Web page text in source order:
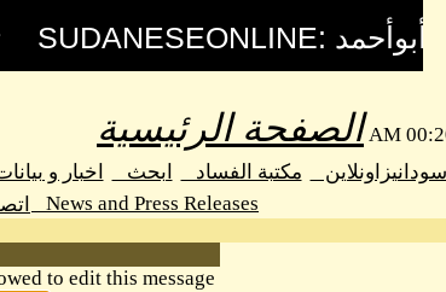
الصفحة الرئيسية
مكتبة الفساد ابحث اخبار و
News and Press Releases
to edit this message.